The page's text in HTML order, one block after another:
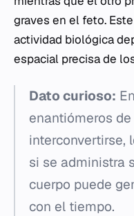
graves en el feto.
actividad biológica
espacial precisa de
Dato curioso:
enantiómeros
interconvertirse,
si se administra
cuerpo puede
con el tiempo.